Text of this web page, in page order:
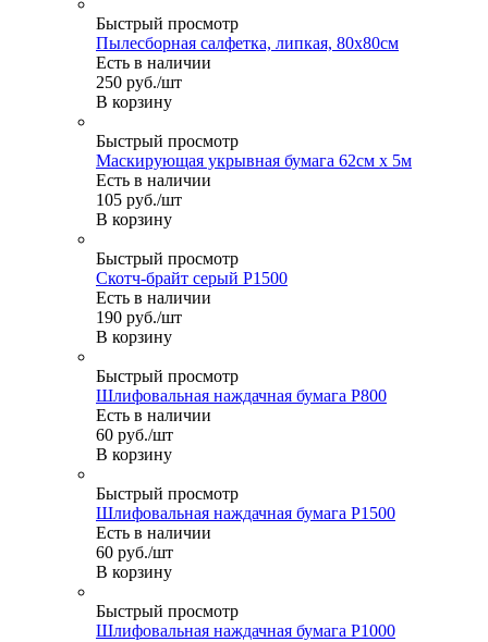
Быстрый просмотр
Пылесборная салфетка, липкая, 80х80см
Есть в наличии
250 руб./шт
В корзину
Быстрый просмотр
Маскирующая укрывная бумага 62см х 5м
Есть в наличии
105 руб./шт
В корзину
Быстрый просмотр
Скотч-брайт серый Р1500
Есть в наличии
190 руб./шт
В корзину
Быстрый просмотр
Шлифовальная наждачная бумага P800
Есть в наличии
60 руб./шт
В корзину
Быстрый просмотр
Шлифовальная наждачная бумага P1500
Есть в наличии
60 руб./шт
В корзину
Быстрый просмотр
Шлифовальная наждачная бумага P1000